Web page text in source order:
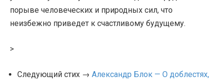
порыве человеческих и природных сил, что
неизбежно приведет к счастливому будущему.
>
Следующий стих → Александр Блок — О доблестях,